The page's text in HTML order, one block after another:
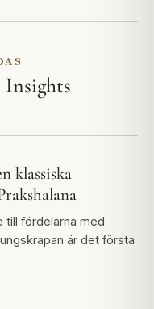
Insights
klassiska
till fördelarna med
är det första